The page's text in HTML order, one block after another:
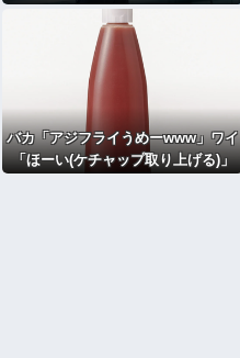
バカ「アジフライうめーwww」ワイ
「ほーい(ケチャップ取り上げる)」